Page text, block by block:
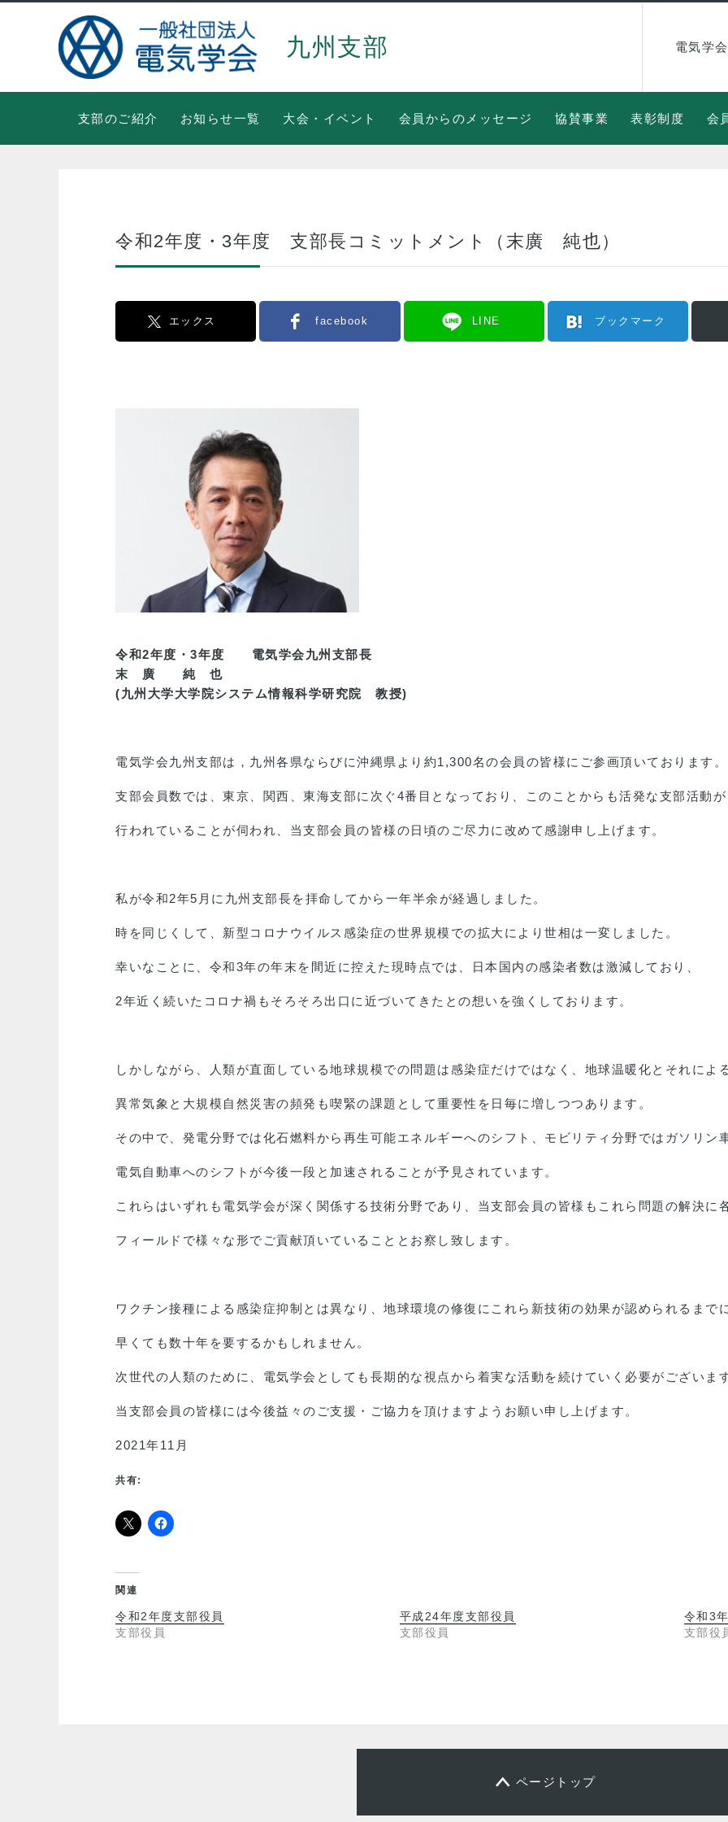
九州支部 電気学
支部のご紹介 お知らせ一覧 大会・イベント 会員からのメッセージ 協賛事業 表彰制度 会
令和2年度・3年度 支部長コミットメント（末廣 純也）
エックス facebook LINE ブックマーク
令和2年度・3年度　　電気学会九州支部長
末　廣　　純　也
(九州大学大学院システム情報科学研究院　教授)
電気学会九州支部は，九州各県ならびに沖縄県より約1,300名の会員の皆様にご参画頂いております。
支部会員数では、東京、関西、東海支部に次ぐ4番目となっており、このことからも活発な支部活動が
行われていることが伺われ、当支部会員の皆様の日頃のご尽力に改めて感謝申し上げます。
私が令和2年5月に九州支部長を拝命してから一年半余が経過しました。
時を同じくして、新型コロナウイルス感染症の世界規模での拡大により世相は一変しました。
幸いなことに、令和3年の年末を間近に控えた現時点では、日本国内の感染者数は激減しており、
2年近く続いたコロナ禍もそろそろ出口に近づいてきたとの想いを強くしております。
しかしながら、人類が直面している地球規模での問題は感染症だけではなく、地球温暖化とそれによ
異常気象と大規模自然災害の頻発も喫緊の課題として重要性を日毎に増しつつあります。
その中で、発電分野では化石燃料から再生可能エネルギーへのシフト、モビリティ分野ではガソリン
電気自動車へのシフトが今後一段と加速されることが予見されています。
これらはいずれも電気学会が深く関係する技術分野であり、当支部会員の皆様もこれら問題の解決に
フィールドで様々な形でご貢献頂いていることとお察し致します。
ワクチン接種による感染症抑制とは異なり、地球環境の修復にこれら新技術の効果が認められるまで
早くても数十年を要するかもしれません。
次世代の人類のために、電気学会としても長期的な視点から着実な活動を続けていく必要がございま
当支部会員の皆様には今後益々のご支援・ご協力を頂けますようお願い申し上げます。
2021年11月
共有:
関連
令和2年度支部役員
支部役員
平成24年度支部役員
支部役員
令和3
支部役
ページトップ